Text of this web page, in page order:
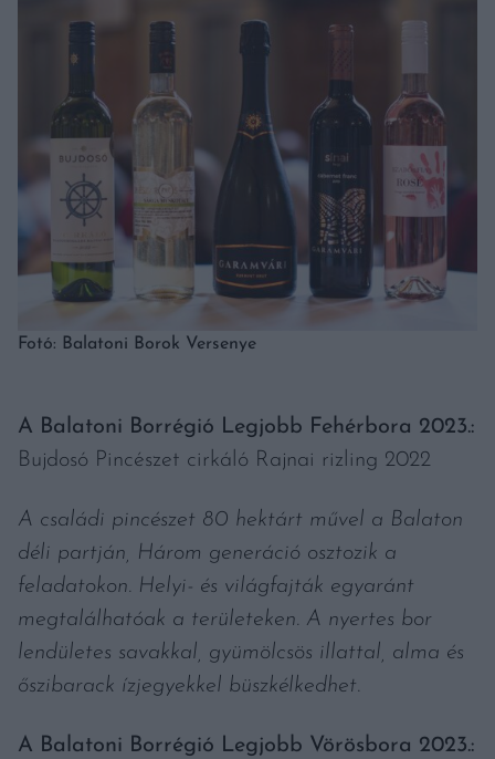
Fotó: Balatoni Borok Versenye
A Balatoni Borrégió Legjobb Fehérbora 2023.:
Bujdosó Pincészet cirkáló Rajnai rizling 2022
A családi pincészet 80 hektárt művel a Balaton
déli partján, Három generáció osztozik a
feladatokon. Helyi- és világfajták egyaránt
megtalálhatóak a területeken. A nyertes bor
lendületes savakkal, gyümölcsös illattal, alma és
őszibarack ízjegyekkel büszkélkedhet.
A Balatoni Borrégió Legjobb Vörösbora 2023.: